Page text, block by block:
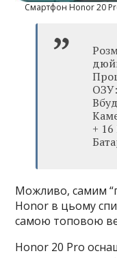
Смартфон Honor 20
+
Можливо, самим
Honor в цьому
самою топовою
Honor 20 Pro